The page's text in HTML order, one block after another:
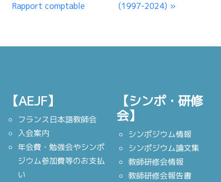
Rapport comptable
(1997-2024)
【AEJF】
フランス日本語教師会
入会案内
年会費・勉強会やシンポ
ジウム参加費等のお支払
い
【シンポ・研修
会】
シンポジウム情報
シンポジウム論文集
教師研修会情報
教師研修会報告書